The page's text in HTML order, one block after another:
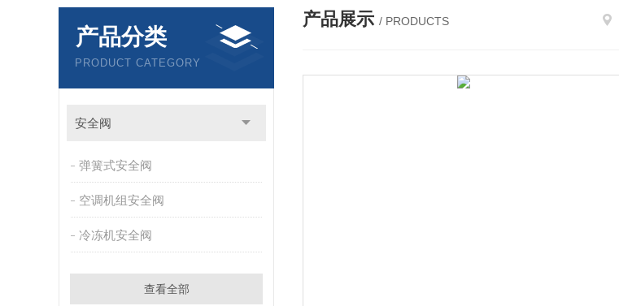
产品分类
PRODUCT CATEGORY
安全阀
弹簧式安全阀
空调机组安全阀
冷冻机安全阀
查看全部
产品展示 / PRODUCTS